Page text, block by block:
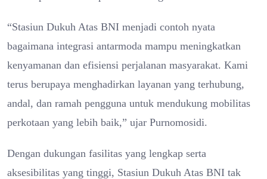
“Stasiun Dukuh Atas BNI menjadi contoh nyata
bagaimana integrasi antarmoda mampu meningkatkan
kenyamanan dan efisiensi perjalanan masyarakat. Kami
terus berupaya menghadirkan layanan yang terhubung,
andal, dan ramah pengguna untuk mendukung mobilitas
perkotaan yang lebih baik,” ujar Purnomosidi.
Dengan dukungan fasilitas yang lengkap serta
aksesibilitas yang tinggi, Stasiun Dukuh Atas BNI tak